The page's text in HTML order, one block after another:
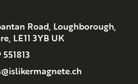
Road, Loughborough,
LE11 3YB UK